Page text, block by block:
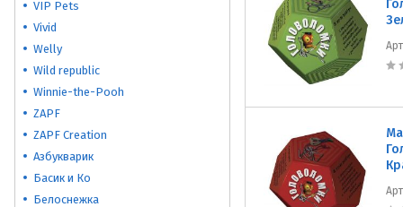
VIP Pets
Vivid
Welly
Wild republic
Winnie-the-Pooh
ZAPF
ZAPF Creation
Азбукварик
Басик и Ко
Белоснежка